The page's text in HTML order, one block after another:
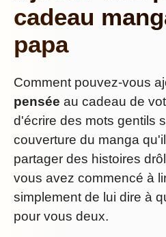
cadeau
papa
Comment pouvez-vous
pensée au cadeau de
d'écrire des mots gentils
couverture du manga
partager des histoires
vous avez commencé à
simplement de lui dire à
pour vous deux.